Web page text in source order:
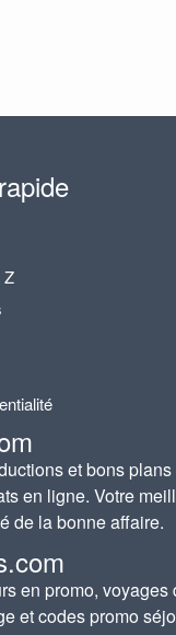
Z
et bons
en ligne. Votre
de la bonne affaire.
en promo, voyages
et codes promo